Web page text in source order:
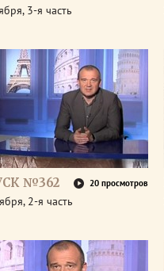
3-я часть
№362 20 просмотров
2-я часть